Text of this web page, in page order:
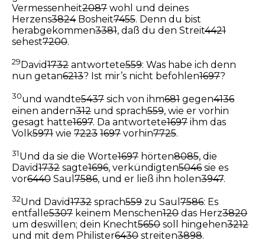
Vermessenheit2087 wohl und deines
Herzens3824Bosheit7455. Denn du bist
herabgekommen3381, daß du den Streit4421
sehest7200.
29 David1732 antwortete559: Was habe ich denn
nun getan6213? Ist mir’s nicht befohlen1697?
30und wandte5437 sich von ihm681 gegen4136
einen andern312 und sprach559, wie er vorhin
gesagt hatte1697. Da antwortete1697 ihm das
Volk5971 wie 7223 1697 vorhin7725.
31Und da sie die Worte1697 hörten8085, die
David1732 sagte1696, verkündigten5046 sie es
vor6440 Saul 7586, und er ließ ihn holen3947.
32Und David1732 sprach559 zu Saul 7586: Es
entfalle5307 keinem Menschen120 das Herz3820
um deswillen; dein Knecht5650 soll hingehen3212
und mit dem Philister6430 streiten3898.